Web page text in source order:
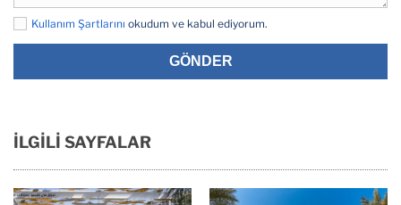
Kullanım Şartlarını okudum ve kabul ediyorum.
GÖNDER
İLGİLİ SAYFALAR